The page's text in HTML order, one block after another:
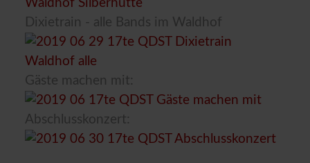
Dixietrain - alle Bands im Waldhof
Gäste machen mit:
Abschlusskonzert: